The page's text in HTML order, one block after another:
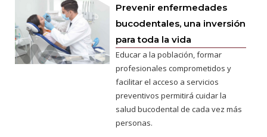
Prevenir enfermedades
bucodentales, una inversión
para toda la vida
Educar a la población, formar
profesionales comprometidos y
facilitar el acceso a servicios
preventivos permitirá cuidar la
salud bucodental de cada vez más
personas.